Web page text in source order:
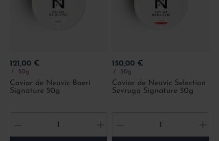
Prix
121,00 €
50g
Caviar de Neuvic Baeri
Signature 50g
- +
Prix
150,00 €
50g
Caviar de Neuvic Selection
Sevruga Signature 50g
- +